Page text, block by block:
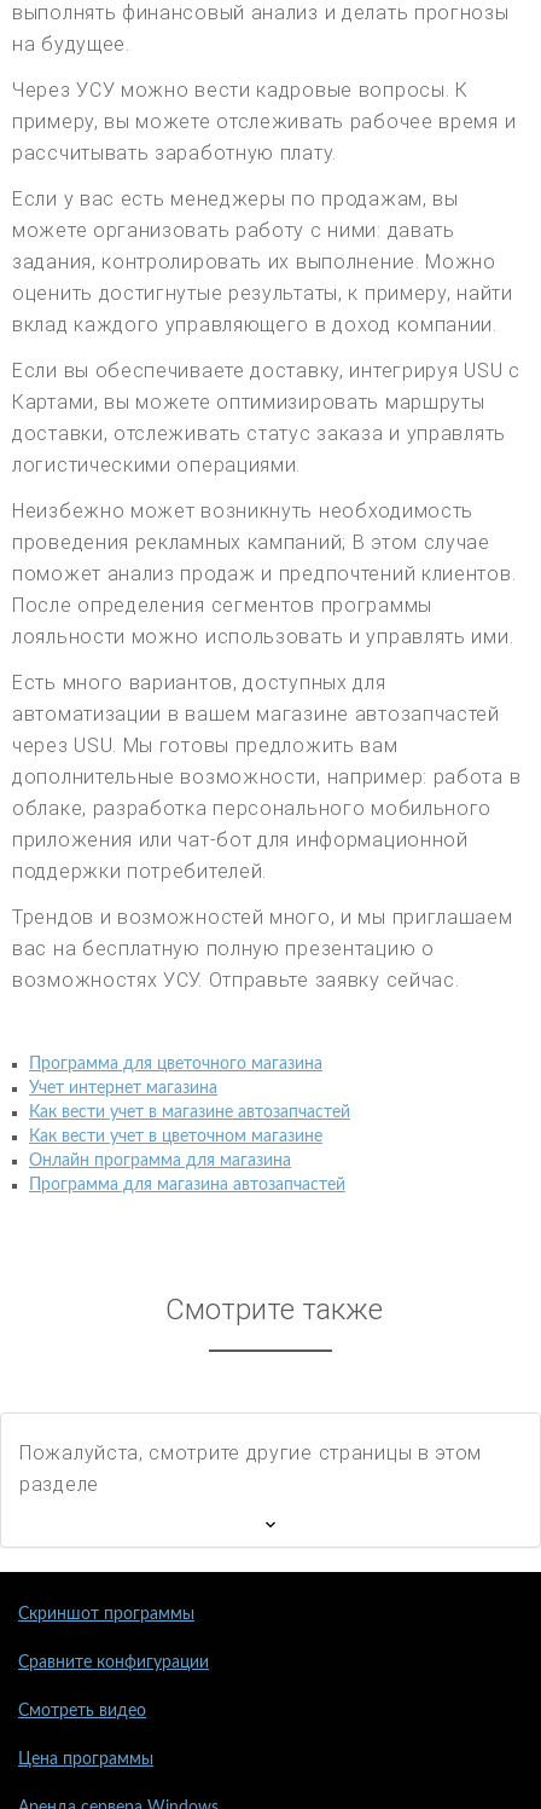
выполнять финансовый анализ и делать прогнозы
на будущее.
Через УСУ можно вести кадровые вопросы. К
примеру, вы можете отслеживать рабочее время и
рассчитывать заработную плату.
Если у вас есть менеджеры по продажам, вы
можете организовать работу с ними: давать
задания, контролировать их выполнение. Можно
оценить достигнутые результаты, к примеру, найти
вклад каждого управляющего в доход компании.
Если вы обеспечиваете доставку, интегрируя USU с
Картами, вы можете оптимизировать маршруты
доставки, отслеживать статус заказа и управлять
логистическими операциями.
Неизбежно может возникнуть необходимость
проведения рекламных кампаний; В этом случае
поможет анализ продаж и предпочтений клиентов.
После определения сегментов программы
лояльности можно использовать и управлять ими.
Есть много вариантов, доступных для
автоматизации в вашем магазине автозапчастей
через USU. Мы готовы предложить вам
дополнительные возможности, например: работа в
облаке, разработка персонального мобильного
приложения или чат-бот для информационной
поддержки потребителей.
Трендов и возможностей много, и мы приглашаем
вас на бесплатную полную презентацию о
возможностях УСУ. Отправьте заявку сейчас.
Программа для цветочного магазина
Учет интернет магазина
Как вести учет в магазине автозапчастей
Как вести учет в цветочном магазине
Онлайн программа для магазина
Программа для магазина автозапчастей
Смотрите также
Пожалуйста, смотрите другие страницы в этом
разделе
Скриншот программы
Сравните конфигурации
Смотреть видео
Цена программы